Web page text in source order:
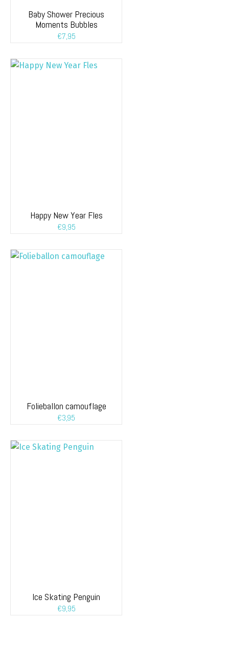
Baby Shower Precious
Moments Bubbles
€7,95
Happy New Year Fles
€9,95
Folieballon camouflage
€3,95
Ice Skating Penguin
€9,95